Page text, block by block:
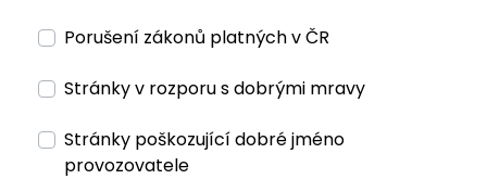
Porušení zákonů platných v ČR
Stránky v rozporu s dobrými mravy
Stránky poškozující dobré jméno
provozovatele